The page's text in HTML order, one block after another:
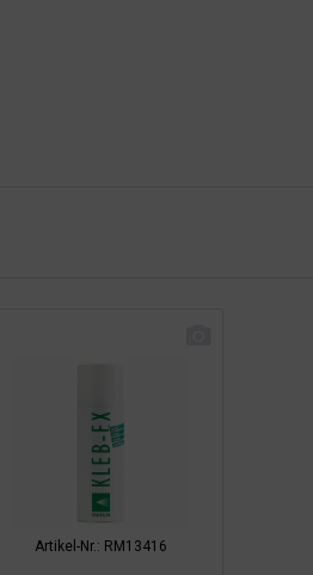
Artikel-Nr.: RM13416